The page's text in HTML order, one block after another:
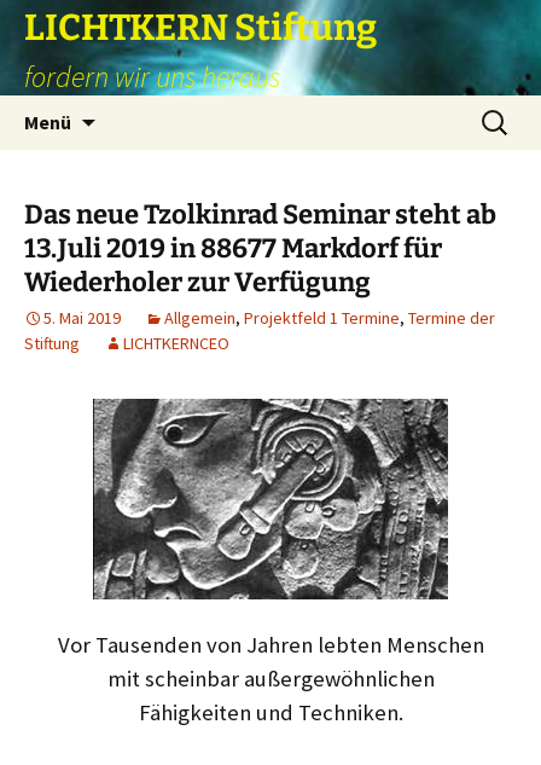
Zum
Inhalt
springen
LICHTKERN Stiftung
fordern wir uns heraus
Menü
Suchen
nach:
Das neue Tzolkinrad Seminar steht ab
13.Juli 2019 in 88677 Markdorf für
Wiederholer zur Verfügung
5. Mai 2019 Allgemein, Projektfeld 1 Termine, Termine der
Stiftung
LICHTKERNCEO
Vor Tausenden von Jahren lebten Menschen
mit scheinbar außergewöhnlichen
Fähigkeiten und Techniken.